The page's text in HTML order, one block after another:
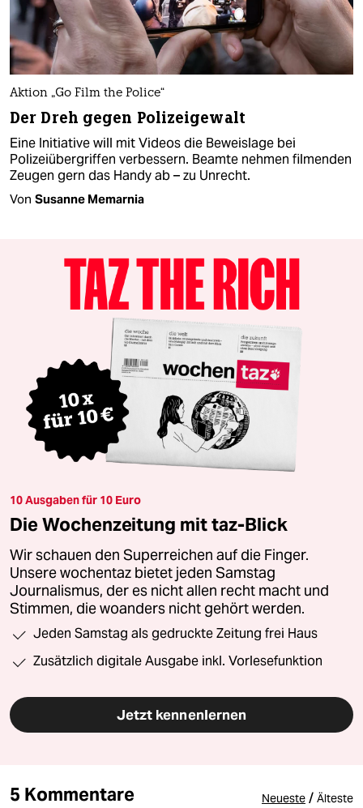
Aktion „Go Film the Police“
Der Dreh gegen Polizeigewalt
Eine Initiative will mit Videos die Beweislage bei
Polizeiübergriffen verbessern. Beamte nehmen filmenden
Zeugen gern das Handy ab – zu Unrecht.
Von Susanne Memarnia
10 Ausgaben für 10 Euro
Die Wochenzeitung mit taz-Blick
Wir schauen den Superreichen auf die Finger.
Unsere wochentaz bietet jeden Samstag
Journalismus, der es nicht allen recht macht und
Stimmen, die woanders nicht gehört werden.
Jeden Samstag als gedruckte Zeitung frei Haus
Zusätzlich digitale Ausgabe inkl. Vorlesefunktion
Jetzt kennenlernen
5 Kommentare Neueste / Älteste